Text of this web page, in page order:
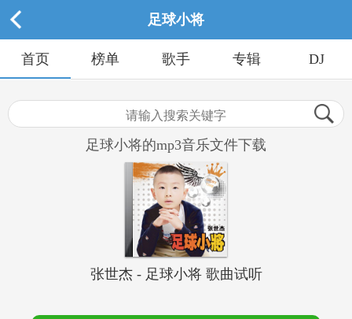
足球小将
首页 榜单 歌手 专辑 DJ
足球小将的mp3音乐文件下载
张世杰 - 足球小将 歌曲试听